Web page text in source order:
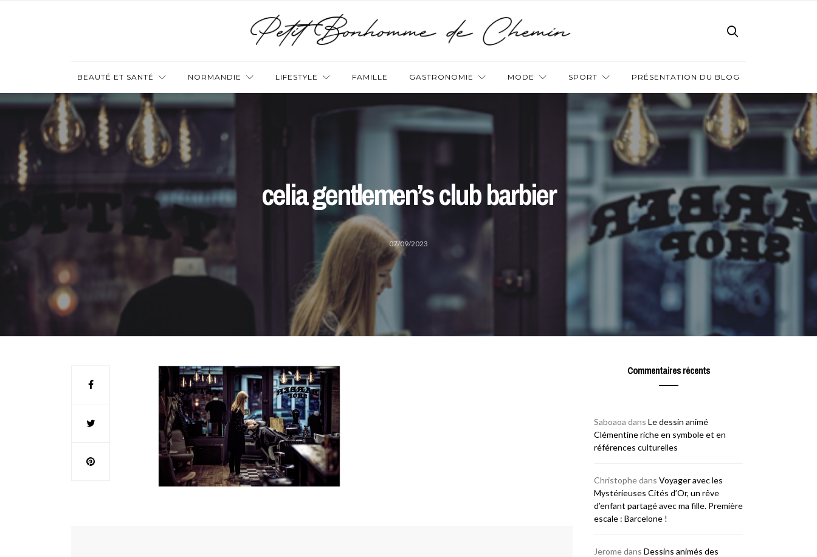
BEAUTÉ ET SANTÉ NORMANDIE LIFESTYLE FAMILLE GASTRONOMIE MODE SPORT PRÉSENTATION DU BLOG
celia gentlemen’s club barbier
07/09/2023
Commentaires récents
Saboaoa dans Le dessin animé
Clémentine riche en symbole et en
références culturelles
Christophedans Voyager avec les
Mystérieuses Cités d’Or, un rêve
d’enfant partagé avec ma fille. Première
escale : Barcelone !
Jeromedans Dessins animés des